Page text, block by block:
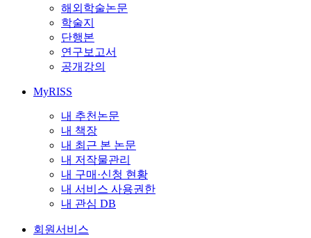
해외학술논문
학술지
단행본
연구보고서
공개강의
MyRISS
내 추천논문
내 책장
내 최근 본 논문
내 저작물관리
내 구매·신청 현황
내 서비스 사용권한
내 관심 DB
회원서비스